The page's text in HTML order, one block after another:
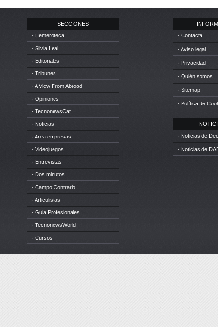
SECCIONES
· Hemeroteca
· Silvia Leal
· Editoriales
· Tribunes
· A View From Abroad
· Opiniones
· TecnonewsCat
· Noticias
· Area empresas
· Videojuegos
· Entrevistas
· Dos minutos
· Campo Contrario
· Articulistas
· Guia Profesionales
· TecnonewsWorld
· Cursos
· Contacta
· Aviso legal
· Privacidad
· Quién somos
· Sitemap
· Política de
· Noticias de
· Noticias de